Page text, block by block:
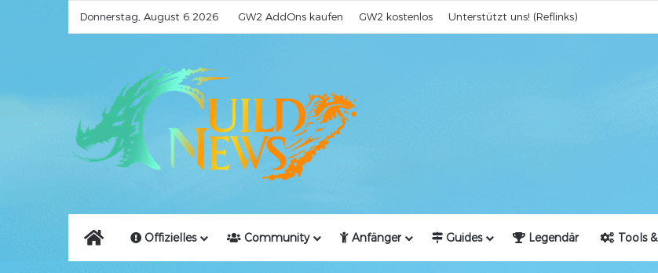
Donnerstag, August 6 2026 GW2 AddOns kaufen GW2 kostenlos Unterstützt uns! (Reflinks)
Home Offizielles Community Anfänger Guides Legendär Tools